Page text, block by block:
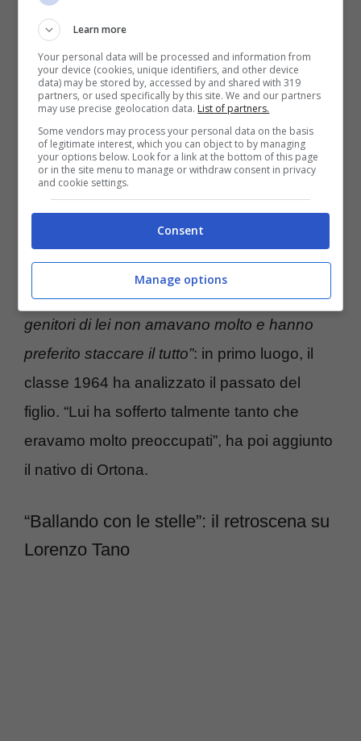
stelle’, anche Rocco Siffredi è stato grande
protagonista delle serate con Milly Carlucci. Il
noto attore è stato super ospite in studio:
spesso e volentieri, il tutto veniva
documentatocon stories condivise sui
social network.Il 59enne, in queste ore, ha
stupito tutti con alcune rivelazioni inaspettate.
“Spero che il loro amore faccia
completamente dimenticare il primo amore di
Lorenzo,purtroppo per via del mio status,i
genitori di lei non amavano molto e hanno
preferito staccare il tutto”: in primo luogo, il
classe 1964 ha analizzato il passato del
figlio. “Lui ha sofferto talmente tanto che
eravamo molto preoccupati”, ha poi aggiunto
il nativo di Ortona.
“Ballando con le stelle”: il retroscena su
Lorenzo Tano
Learn more
Your personal data will be processed and information from
your device (cookies, unique identifiers, and other device
data) may be stored by, accessed by and shared with 319
partners, or used specifically by this site. We and our partners
may use precise geolocation data. List of partners.
Some vendors may process your personal data on the basis
of legitimate interest, which you can object to by managing
your options below. Look for a link at the bottom of this page
or in the site menu to manage or withdraw consent in privacy
and cookie settings.
Consent
Manage options